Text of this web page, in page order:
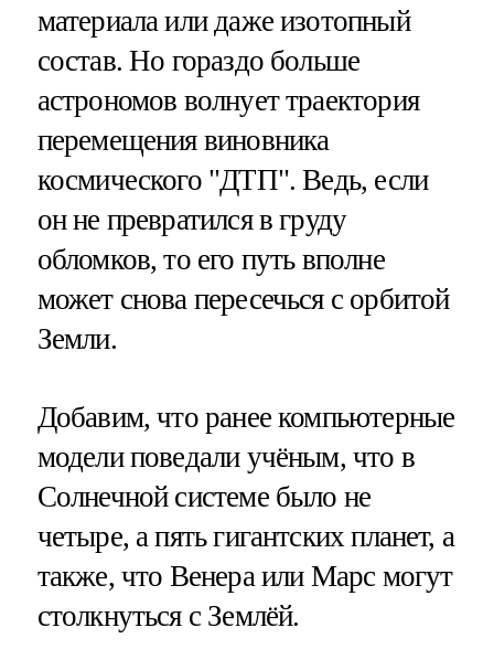
материала или даже изотопный
состав. Но гораздо больше
астрономов волнует траектория
перемещения виновника
космического "ДТП". Ведь, если
он не превратился в груду
обломков, то его путь вполне
может снова пересечься с орбитой
Земли.
Добавим, что ранее компьютерные
модели поведали учёным, что в
Солнечной системе было не
четыре, а пять гигантских планет, а
также, что Венера или Марс могут
столкнуться с Землёй.